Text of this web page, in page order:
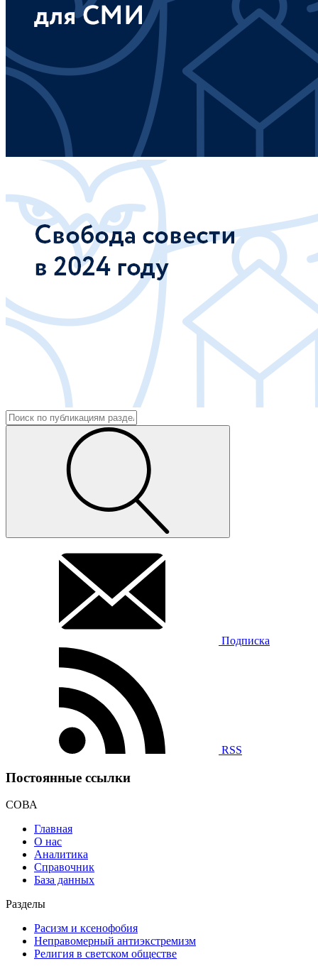
Подписка
RSS
Постоянные ссылки
СОВА
Главная
О нас
Аналитика
Справочник
База данных
Разделы
Расизм и ксенофобия
Неправомерный антиэкстремизм
Религия в светском обществе